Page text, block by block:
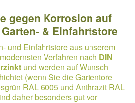
gegen Korrosion auf
& Einfahrtstore
und Einfahrtstore aus unserem
Verfahren nach DIN
und werden auf Wunsch
(wenn Sie die Gartentore
RAL 6005 und Anthrazit RAL
daher besonders gut vor